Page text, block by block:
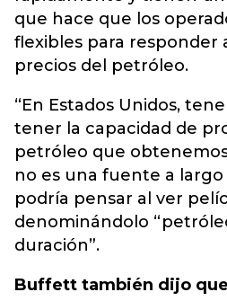
que hace que los
flexibles para responder
precios del petróleo.
“En Estados Unidos,
tener la capacidad de
petróleo que
no es una fuente a
podría pensar al ver
denominándolo
duración”.
Buffett también dijo